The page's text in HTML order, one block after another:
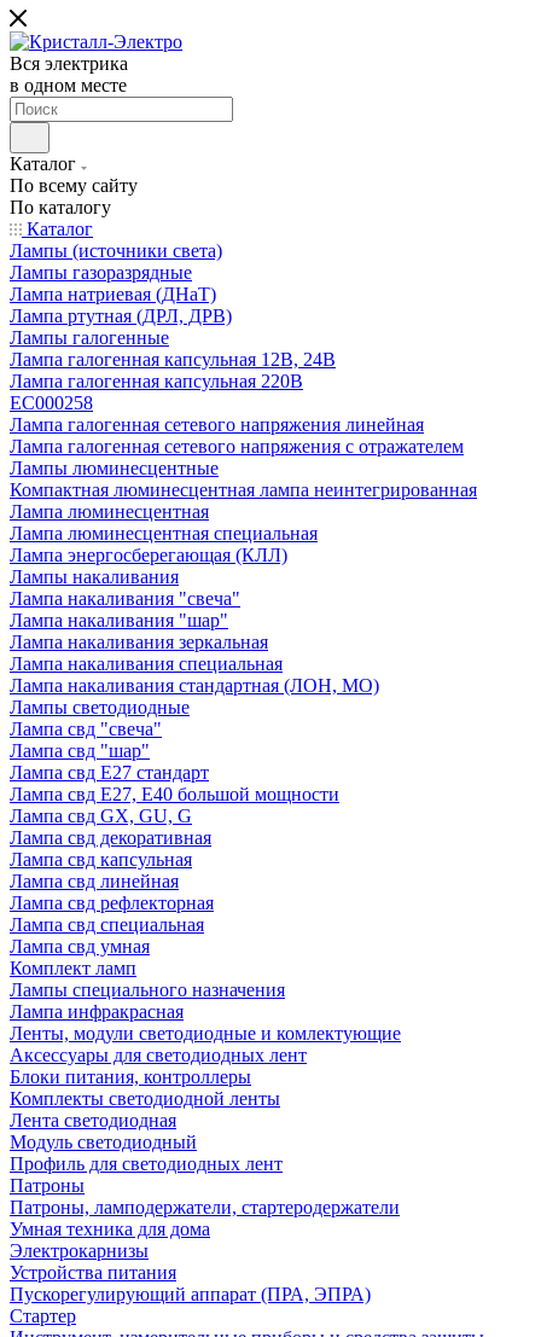
Вся электрика
в одном месте
Каталог
По всему сайту
По каталогу
Каталог
Лампы (источники света)
Лампы газоразрядные
Лампа натриевая (ДНаТ)
Лампа ртутная (ДРЛ, ДРВ)
Лампы галогенные
Лампа галогенная капсульная 12В, 24В
Лампа галогенная капсульная 220В
EC000258
Лампа галогенная сетевого напряжения линейная
Лампа галогенная сетевого напряжения с отражателем
Лампы люминесцентные
Компактная люминесцентная лампа неинтегрированная
Лампа люминесцентная
Лампа люминесцентная специальная
Лампа энергосберегающая (КЛЛ)
Лампы накаливания
Лампа накаливания "свеча"
Лампа накаливания "шар"
Лампа накаливания зеркальная
Лампа накаливания специальная
Лампа накаливания стандартная (ЛОН, МО)
Лампы светодиодные
Лампа свд "свеча"
Лампа свд "шар"
Лампа свд E27 стандарт
Лампа свд E27, Е40 большой мощности
Лампа свд GX, GU, G
Лампа свд декоративная
Лампа свд капсульная
Лампа свд линейная
Лампа свд рефлекторная
Лампа свд специальная
Лампа свд умная
Комплект ламп
Лампы специального назначения
Лампа инфракрасная
Ленты, модули светодиодные и комлектующие
Аксессуары для светодиодных лент
Блоки питания, контроллеры
Комплекты светодиодной ленты
Лента светодиодная
Модуль светодиодный
Профиль для светодиодных лент
Патроны
Патроны, ламподержатели, стартеродержатели
Умная техника для дома
Электрокарнизы
Устройства питания
Пускорегулирующий аппарат (ПРА, ЭПРА)
Стартер